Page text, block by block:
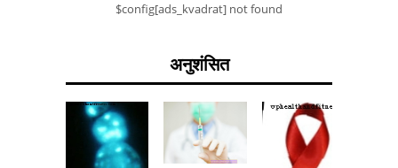
$config[ads_kvadrat] not found
अनुशंसित